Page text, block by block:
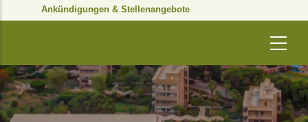
Ankündigungen & Stellenangebote